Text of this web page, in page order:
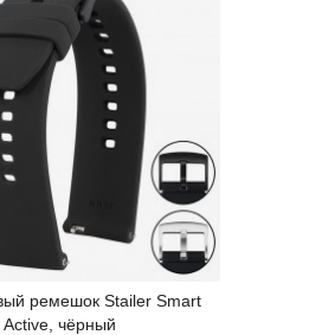
ремешок Stailer Smart
Active, чёрный